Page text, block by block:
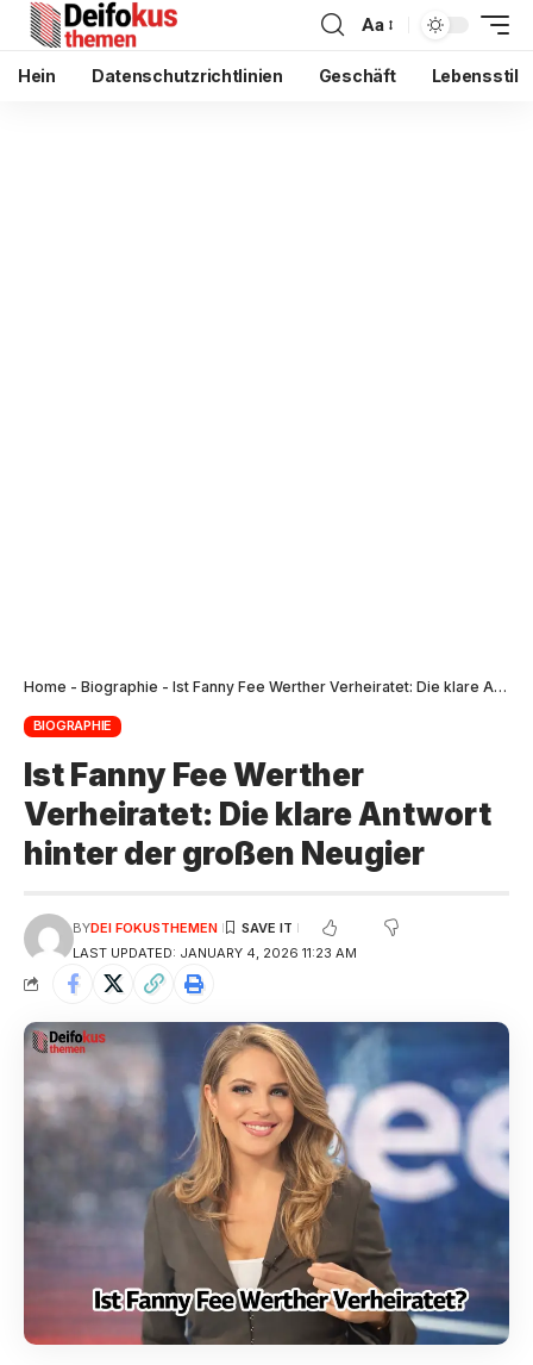
Aa
Hein Datenschutzrichtlinien Geschäft Lebensstil
Home - Biographie - Ist Fanny Fee Werther Verheiratet: Die klare Antwort hinter der großen Neugier
BIOGRAPHIE
Ist Fanny Fee Werther
Verheiratet: Die klare Antwort
hinter der großen Neugier
LAST UPDATED: JANUARY 4, 2026 11:23 AM
BYDEI FOKUSTHEMEN